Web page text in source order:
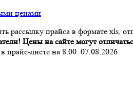
ценами
рассылку прайса в формате xls,
Цены на сайте могут
прайс-листе на 8:00. 07.08.2026